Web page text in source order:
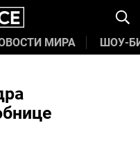
МИРА ШОУ-